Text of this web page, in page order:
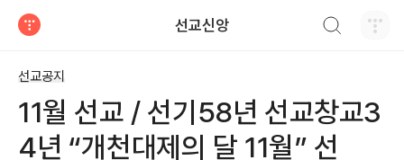
선교신앙
선교공지
11월 선교 / 선기58년 선교창교3
4년 “개천대제의 달 11월” 선